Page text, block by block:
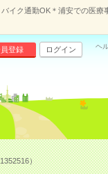
イク通勤OK＊浦安での医療
登録 ログイン ヘ
）